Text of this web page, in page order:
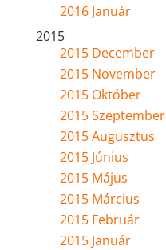
2016 Január
2015
2015 December
2015 November
2015 Október
2015 Szeptember
2015 Augusztus
2015 Június
2015 Május
2015 Március
2015 Február
2015 Január